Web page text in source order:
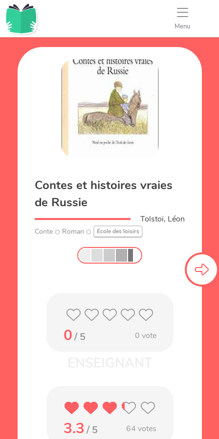
Menu
Contes et histoires vraies
de Russie
Tolstoï, Léon
Conte Roman École des loisirs
0/ 5 0 vote
3.3 / 5 64 votes